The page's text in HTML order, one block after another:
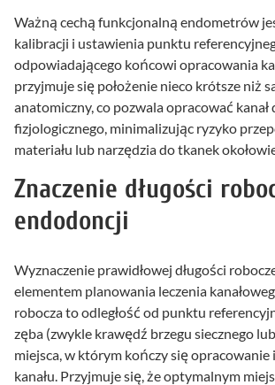
Ważną cechą funkcjonalną endometrów
kalibracji i ustawienia punktu
odpowiadającego końcowi opracowania
przyjmuje się położenie nieco krótsze niż
anatomiczny, co pozwala opracować
fizjologicznego, minimalizując ryzyko
materiału lub narzędzia do tkanek
Znaczenie długości
endodoncji
Wyznaczenie prawidłowej długości
elementem planowania leczenia
robocza to odległość od punktu
zęba (zwykle krawędź brzegu siecznego
miejsca, w którym kończy się opracowanie
kanału. Przyjmuje się, że optymalnym